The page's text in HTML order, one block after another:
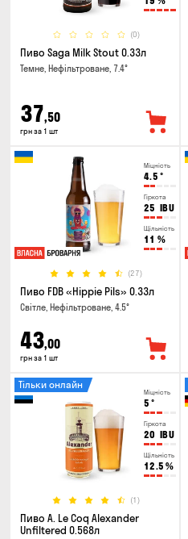
(0)
Пиво Saga Milk Stout 0.33л
Темне, Нефільтроване, 7.4°
37,50
грн за 1 шт
Міцність
4.5 °
Гіркота
25 IBU
Щільність
11 %
(27)
Пиво FDB «Hippie Pils» 0.33л
Світле, Нефільтроване, 4.5°
43,00
грн за 1 шт
Міцність
5 °
Гіркота
20 IBU
Щільність
12.5 %
(1)
Тільки онлайн
Пиво A. Le Coq Alexander
Unfiltered 0.568л